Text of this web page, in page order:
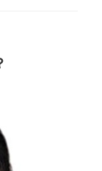
痛，是由于
腹腔内的压